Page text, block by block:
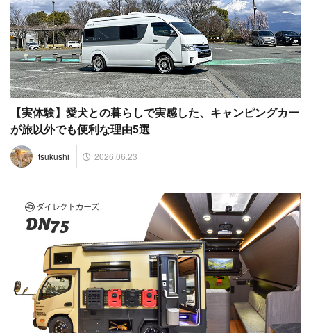
【実体験】愛犬との暮らしで実感した、キャンピングカー
が旅以外でも便利な理由5選
tsukushi 2026.06.23